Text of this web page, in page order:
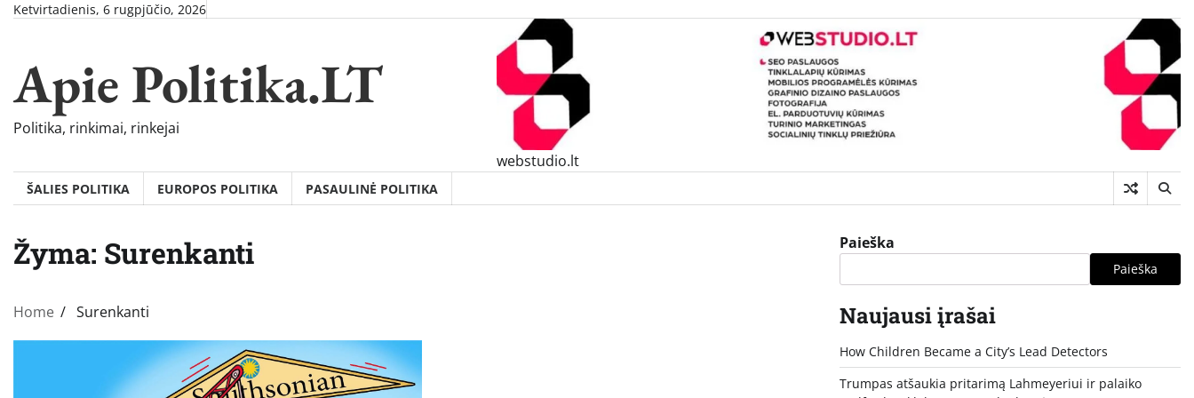
SkipKetvirtadienis, 6 rugpjūčio, 2026
Apie Politika.LT
Politika, rinkimai, rinkejai
webstudio.lt
ŠALIES POLITIKA EUROPOS POLITIKA PASAULINĖ POLITIKA
Žyma: Surenkanti
Home Surenkanti
Paieška
Paieška
Naujausi įrašai
How Children Became a City’s Lead Detectors
Trumpas atšaukia pritarimą Lahmeyeriui ir palaiko